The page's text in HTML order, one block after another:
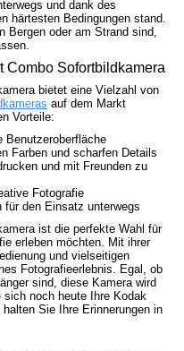
und dank des
härtesten Bedingungen stand.
Bergen oder am Strand sind,
Combo Sofortbildkamera
bietet eine Vielzahl von
auf dem Markt
Vorteile:
Benutzeroberfläche
Farben und scharfen Details
und mit Freunden zu
Fotografie
für den Einsatz unterwegs
ist die perfekte Wahl für
erleben möchten. Mit ihrer
und vielseitigen
Fotografieerlebnis. Egal, ob
sind, diese Kamera wird
sich noch heute Ihre Kodak
Sie Ihre Erinnerungen in